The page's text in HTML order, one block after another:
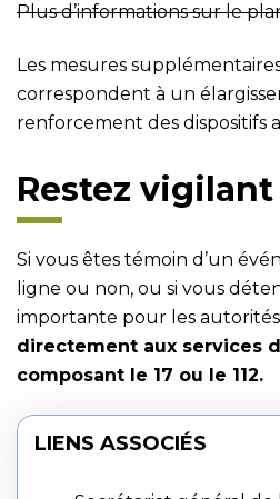
Plus d’informations sur le
Les mesures
correspondent à un
renforcement des dispositifs
Restez
Si vous êtes témoin d’un
ligne ou non, ou si vous
importante pour les
directement aux services
composant le 17 ou le 112.
LIENS ASSOCIÉS